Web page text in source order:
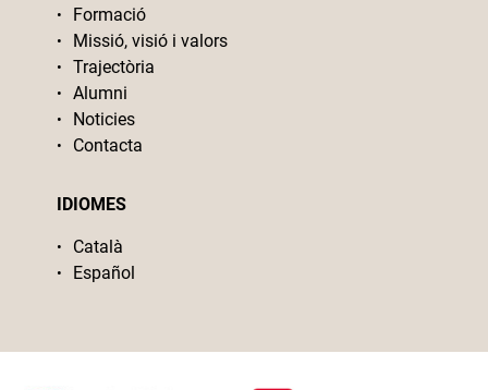
Formació
Missió, visió i valors
Trajectòria
Alumni
Noticies
Contacta
IDIOMES
Català
Español